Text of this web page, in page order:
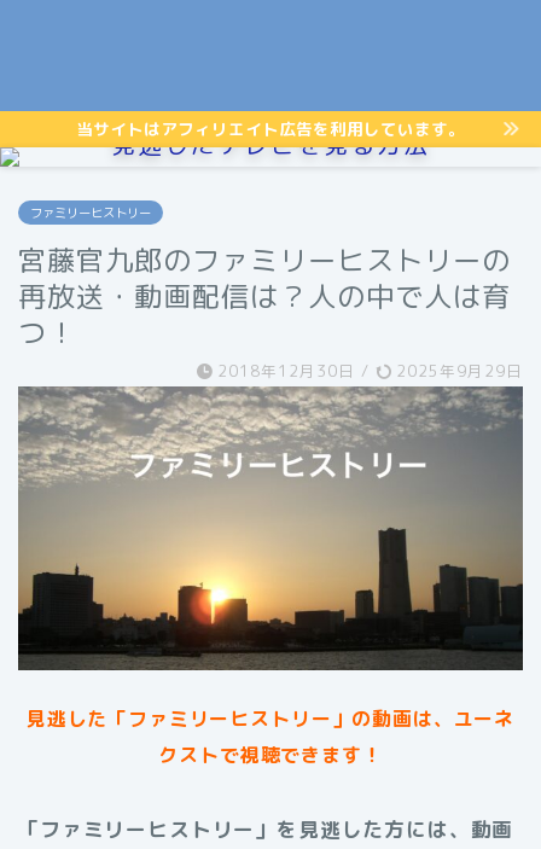
当サイトはアフィリエイト広告を利用しています。
見逃したテレビを見る方法
ファミリーヒストリー
宮藤官九郎のファミリーヒストリーの
再放送・動画配信は？人の中で人は育
つ！
2018年12月30日 / 2025年9月29日
見逃した「ファミリーヒストリー」の動画は、ユーネ
クストで視聴できます！
「ファミリーヒストリー」を見逃した方には、動画